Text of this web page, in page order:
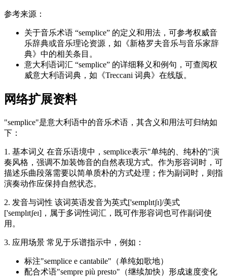
参考来源：
关于音乐术语 “semplice” 的定义和用法，可参考权威音
乐辞典或音乐理论资源，如《新格罗夫音乐与音乐家辞
典》中的相关条目。
意大利语词汇 “semplice” 的详细释义和例句，可查阅权
威意大利语词典，如《Treccani 词典》在线版。
网络扩展资料
"semplice"是意大利语中的音乐术语，其含义和用法可归纳如
下：
1. 基本词义 在音乐语境中，semplice表示"单纯的、纯朴的"演
奏风格，强调不加装饰音的自然表现方式。作为形容词时，可
描述乐曲段落需要以简单质朴的方式处理；作为副词时，则指
演奏动作应保持自然状态。
2. 发音与词性 该词英语发音为英式['semplɪtʃɪ]/美式
['semplɪtʃeɪ]，属于多词性词汇，既可作形容词也可作副词使
用。
3. 应用场景 常见于乐谱指示中，例如：
标注"semplice e cantabile"（单纯如歌地）
配合术语"sempre più presto"（继续加快）形成速度变化